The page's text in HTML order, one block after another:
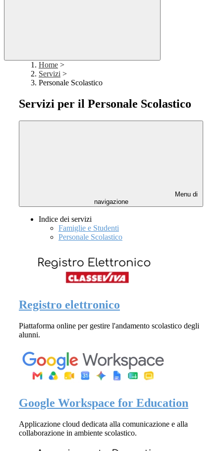
Home >
Servizi >
Personale Scolastico
Servizi per il Personale Scolastico
Menu di
navigazione
Indice dei servizi
Famiglie e Studenti
Personale Scolastico
Registro elettronico
Piattaforma online per gestire l'andamento scolastico degli
alunni.
Google Workspace for Education
Applicazione cloud dedicata alla comunicazione e alla
collaborazione in ambiente scolastico.